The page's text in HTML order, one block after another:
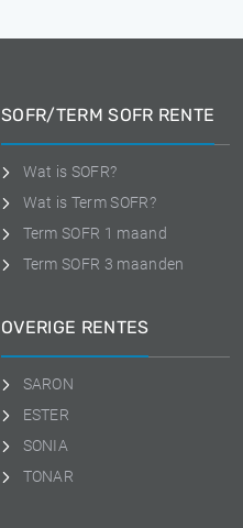
SOFR/TERM SOFR RENTE
Wat is SOFR?
Wat is Term SOFR?
Term SOFR 1 maand
Term SOFR 3 maanden
OVERIGE RENTES
SARON
ESTER
SONIA
TONAR